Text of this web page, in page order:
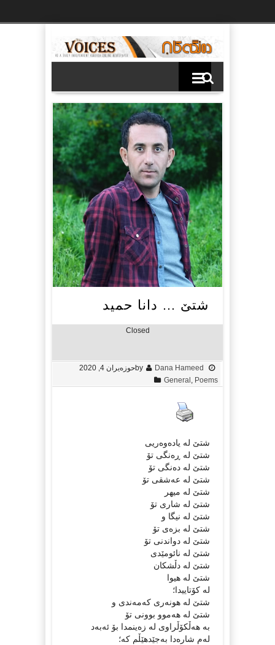
شتێ … دانا حمید
Closed
by Dana Hameed
حوزه‌یران 4, 2020
General Poems
شتێ لە یادەوەریی
شتێ لە ڕەنگی تۆ
شتێ لە دەنگی تۆ
شتێ لە عەشقی تۆ
شتێ لە میهر
شتێ لە شاری تۆ
شتێ لە نیگا و
شتێ لە بزەی تۆ
شتێ لە دواندنی تۆ
شتێ لە نائومێدی
شتێ لە دڵشکان
شتێ لە هیوا
لە کۆتاییدا؛
شتێ لە هونەری کەمەندی و
شتێ لە هەموو بوونی تۆ
بە هەڵکۆڵراوی لە زەینمدا بۆ ئەبەد
لەم شارەدا بەجێدهێڵم کە؛